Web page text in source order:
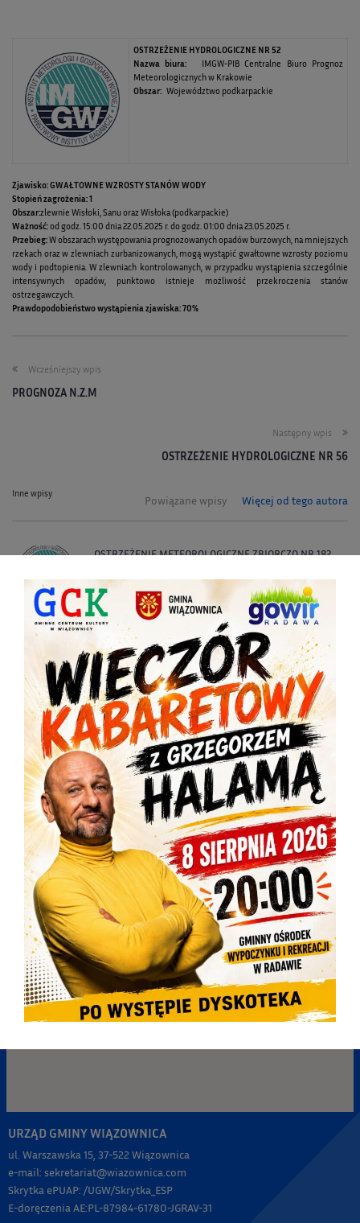
OSTRZEŻENIE HYDROLOGICZNE NR 52
Nazwa biura: IMGW-PIB Centralne Biuro Prognoz
Meteorologicznych w Krakowie
Obszar: Województwo podkarpackie
Zjawisko: GWAŁTOWNE WZROSTY STANÓW WODY
Stopień zagrożenia:1
Obszar:zlewnie Wisłoki, Sanu oraz Wisłoka (podkarpackie)
Ważność:od godz. 15:00 dnia 22.05.2025 r. do godz. 01:00 dnia 23.05.2025 r.
Przebieg:W obszarach występowania prognozowanych opadów burzowych, na mniejszych
rzekach oraz w zlewniach zurbanizowanych, mogą wystąpić gwałtowne wzrosty poziomu
wody i podtopienia. W zlewniach kontrolowanych, w przypadku wystąpienia szczególnie
intensywnych opadów, punktowo istnieje możliwość przekroczenia stanów
ostrzegawczych.
Prawdopodobieństwo wystąpienia zjawiska: 70%
Wcześniejszy wpis
PROGNOZA N.Z.M
Następny wpis
OSTRZEŻENIE HYDROLOGICZNE NR 56
Inne wpisy
Powiązane wpisy Więcej od tego autora
OSTRZEŻENIE METEOROLOGICZNE ZBIORCZO NR 182
OSTRZEŻENIE HYDROLOGICZNE NR 208
2026-08-07
URZĄD GMINY CZYNNY DO 14:30
2026-08-06
OSTRZEŻENIE METEOROLOGICZNE ZBIORCZO NR 181
2026-08-06
URZĄD GMINY WIĄZOWNICA
ul. Warszawska 15, 37-522 Wiązownica
e-mail: sekretariat@wiazownica.com
Skrytka ePUAP: /UGW/Skrytka_ESP
E-doręczenia AE:PL-87984-61780-JGRAV-31